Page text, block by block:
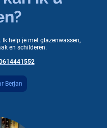
help je met glazenwassen,
en schilderen.
Berjan